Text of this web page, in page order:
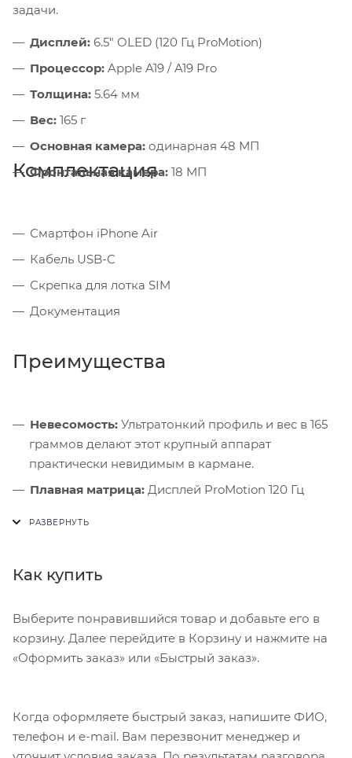
задачи.
Дисплей: 6.5" OLED (120 Гц ProMotion)
Процессор: Apple A19 / A19 Pro
Толщина: 5.64 мм
Вес: 165 г
Основная камера: одинарная 48 МП
Фронтальная камера: 18 МП
Комплектация
Смартфон iPhone Air
Кабель USB-C
Скрепка для лотка SIM
Документация
Преимущества
Невесомость: Ультратонкий профиль и вес в 165
граммов делают этот крупный аппарат
практически невидимым в кармане.
Плавная матрица: Дисплей ProMotion 120 Гц
комфорта.
корпуса привлекает внимание и меняет
Как купить
Выберите понравившийся товар и добавьте его в
корзину. Далее перейдите в Корзину и нажмите на
«Оформить заказ» или «Быстрый заказ».
Когда оформляете быстрый заказ, напишите ФИО,
телефон и e-mail. Вам перезвонит менеджер и